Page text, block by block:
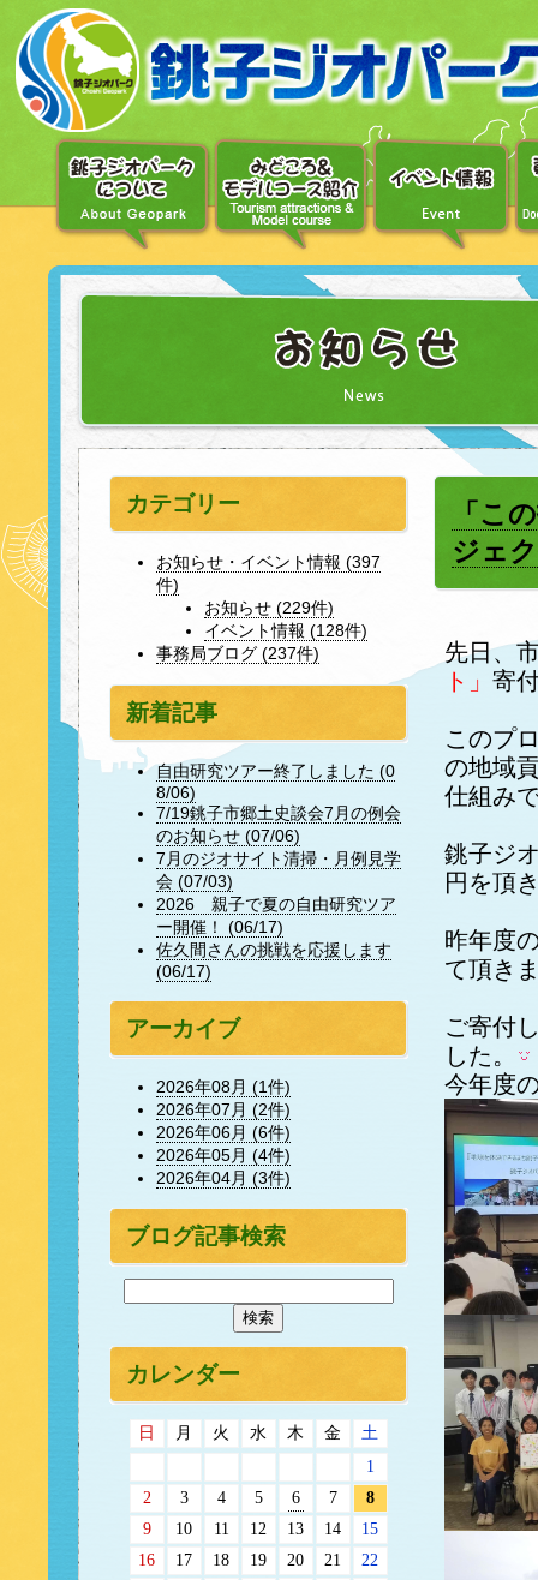
ュ
ー
「こ
ジェ
先日、
ト」 寄
このプ
の地域
仕組み
銚子ジ
円を頂
昨年度
て頂き
ご寄付
した。
今年度
カテゴリー
お知らせ・イベント情報 (397
件)
お知らせ (229件)
イベント情報 (128件)
事務局ブログ (237件)
新着記事
自由研究ツアー終了しました (0
8/06)
7/19銚子市郷土史談会7月の例会
のお知らせ (07/06)
7月のジオサイト清掃・月例見学
会 (07/03)
2026 親子で夏の自由研究ツア
ー開催！ (06/17)
佐久間さんの挑戦を応援します
(06/17)
アーカイブ
2026年08月 (1件)
2026年07月 (2件)
2026年06月 (6件)
2026年05月 (4件)
2026年04月 (3件)
ブログ記事検索
カレンダー
日 月 火 水 木 金
土
1
2
3 4 5 6 7
8
9
10 11 12 13 14
15
16
17 18 19 20 21
22